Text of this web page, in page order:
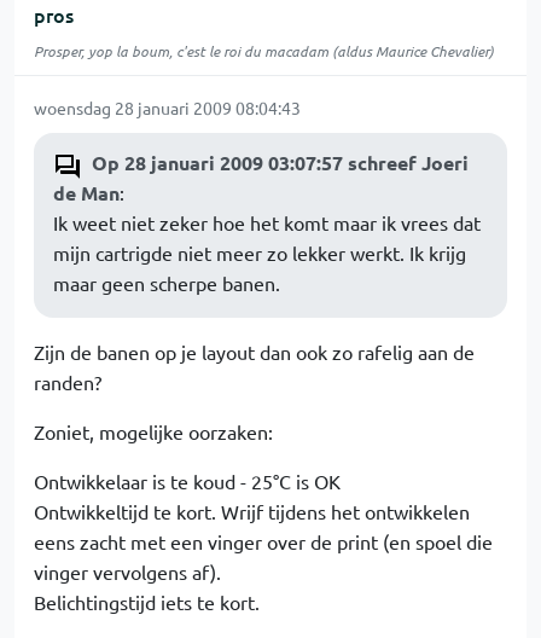
pros
Prosper, yop la boum, c'est le roi du macadam (aldus Maurice Chevalier)
woensdag 28 januari 2009 08:04:43
Op 28 januari 2009 03:07:57 schreef Joeri
de Man:
Ik weet niet zeker hoe het komt maar ik vrees dat
mijn cartrigde niet meer zo lekker werkt. Ik krijg
maar geen scherpe banen.
Zijn de banen op je layout dan ook zo rafelig aan de
randen?
Zoniet, mogelijke oorzaken:
Ontwikkelaar is te koud - 25°C is OK
Ontwikkeltijd te kort. Wrijf tijdens het ontwikkelen
eens zacht met een vinger over de print (en spoel die
vinger vervolgens af).
Belichtingstijd iets te kort.